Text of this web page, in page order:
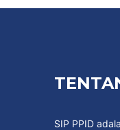
SIP PPID